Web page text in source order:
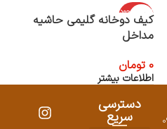
اتمام موجود
ی
کیف دوخانه گلیمی حاشیه
مداخل
0 تومان
اطلاعات بیشتر
دسترسی
سریع